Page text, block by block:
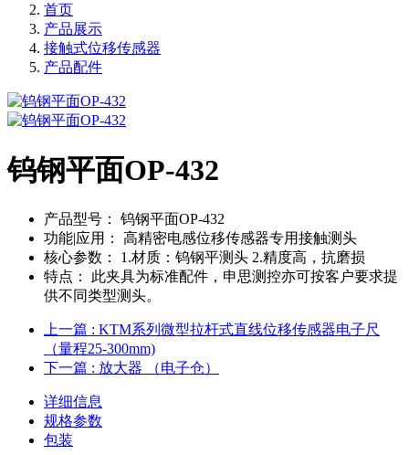
首页
产品展示
接触式位移传感器
产品配件
钨钢平面OP-432
产品型号：
钨钢平面OP-432
功能|应用：
高精密电感位移传感器专用接触测头
核心参数：
1.材质：钨钢平测头 2.精度高，抗磨损
特点：
此夹具为标准配件，申思测控亦可按客户要求提
供不同类型测头。
上一篇 : KTM系列微型拉杆式直线位移传感器电子尺
（量程25-300mm)
下一篇 : 放大器 （电子仓）
详细信息
规格参数
包装